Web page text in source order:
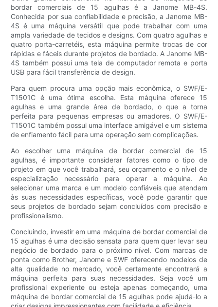
bordar comerciais de 15 agulhas é a Janome MB-4S.
Conhecida por sua confiabilidade e precisão, a Janome MB-
4S é uma máquina versátil que pode trabalhar com uma
ampla variedade de tecidos e designs. Com quatro agulhas e
quatro porta-carretéis, esta máquina permite trocas de cor
rápidas e fáceis durante projetos de bordado. A Janome MB-
4S também possui uma tela de computador remota e porta
USB para fácil transferência de design.
Para quem procura uma opção mais econômica, o SWF/E-
T1501C é uma ótima escolha. Esta máquina oferece 15
agulhas e uma grande área de bordado, o que a torna
perfeita para pequenas empresas ou amadores. O SWF/E-
T1501C também possui uma interface amigável e um sistema
de enfiamento fácil para uma operação sem complicações.
Ao escolher uma máquina de bordar comercial de 15
agulhas, é importante considerar fatores como o tipo de
projeto em que você trabalhará, seu orçamento e o nível de
especialização necessário para operar a máquina. Ao
selecionar uma marca e um modelo confiáveis que atendam
às suas necessidades específicas, você pode garantir que
seus projetos de bordado sejam concluídos com precisão e
profissionalismo.
Concluindo, investir em uma máquina de bordar comercial de
15 agulhas é uma decisão sensata para quem quer levar seu
negócio de bordado para o próximo nível. Com marcas de
ponta como Brother, Janome e SWF oferecendo modelos de
alta qualidade no mercado, você certamente encontrará a
máquina perfeita para suas necessidades. Seja você um
profissional experiente ou esteja apenas começando, uma
máquina de bordar comercial de 15 agulhas pode ajudá-lo a